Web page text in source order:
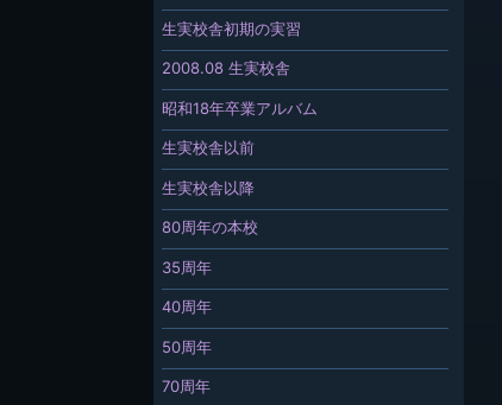
生実校舎初期の実習
2008.08 生実校舎
昭和18年卒業アルバム
生実校舎以前
生実校舎以降
80周年の本校
35周年
40周年
50周年
70周年